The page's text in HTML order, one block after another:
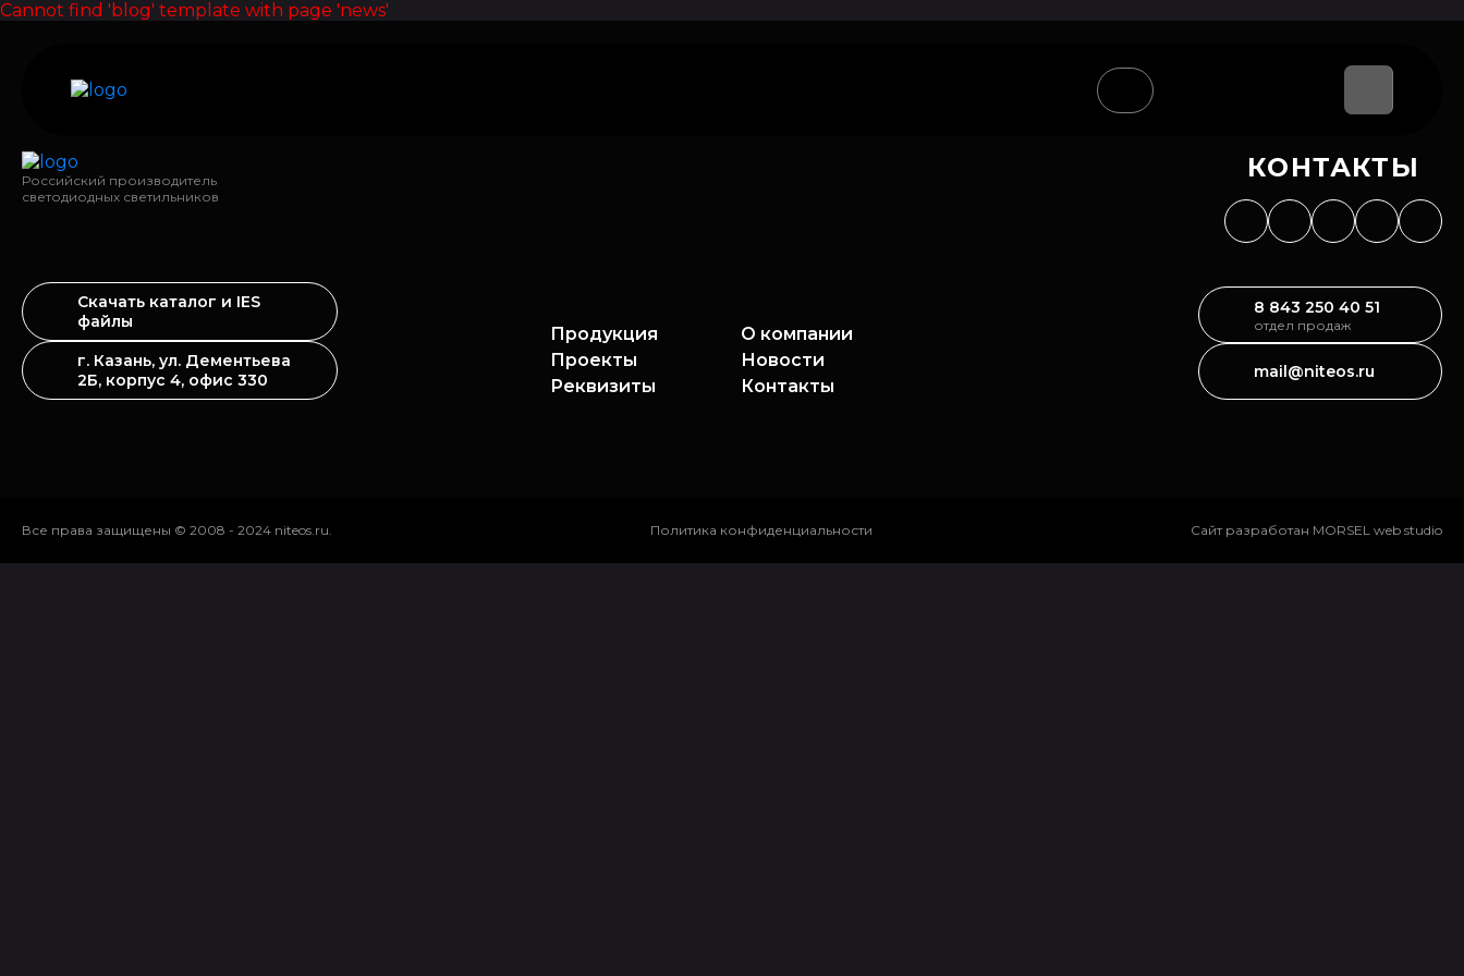
Cannot find 'blog' template with page 'news'
Российский производитель
светодиодных светильников
КОНТАКТЫ
Скачать каталог и IES
файлы
г. Казань, ул. Дементьева
2Б, корпус 4, офис 330
Продукция
О компании
Проекты
Новости
Реквизиты
Контакты
8 843 250 40 51
отдел продаж
mail@niteos.ru
Все права защищены © 2008 - 2024 niteos.ru. Политика конфиденциальности Сайт разработан MORSEL web studio